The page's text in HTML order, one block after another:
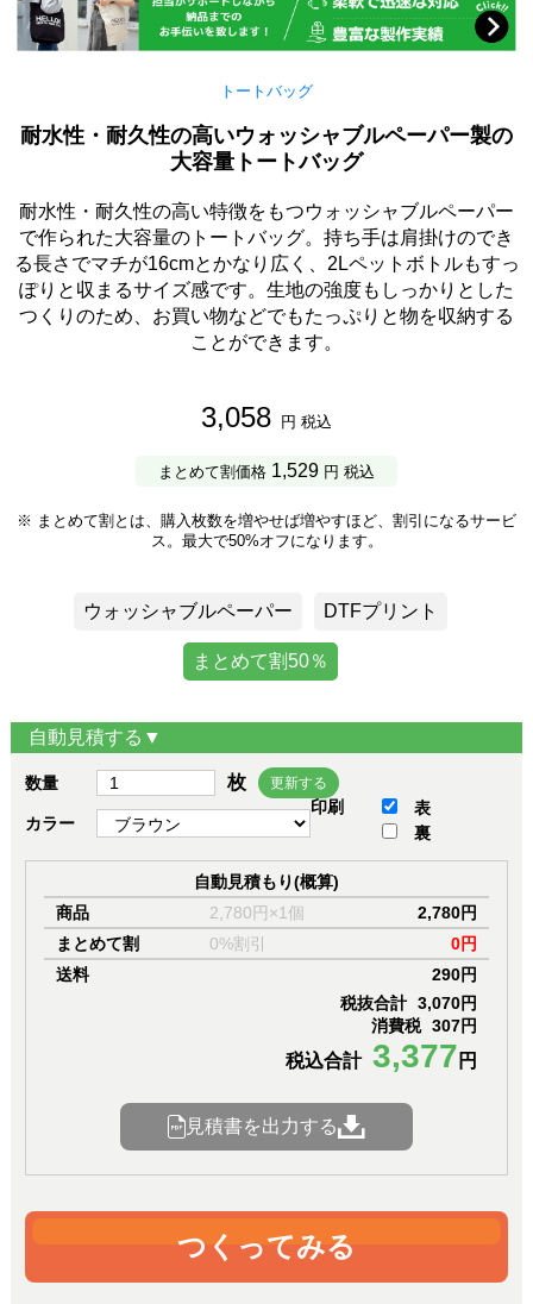
トートバッグ
耐水性・耐久性の高いウォッシャブルペーパー製の
大容量トートバッグ
耐水性・耐久性の高い特徴をもつウォッシャブルペーパー
で作られた大容量のトートバッグ。持ち手は肩掛けのでき
る長さでマチが16cmとかなり広く、2Lペットボトルもすっ
ぽりと収まるサイズ感です。生地の強度もしっかりとした
つくりのため、お買い物などでもたっぷりと物を収納する
ことができます。
3,058 円 税込
まとめて割価格 1,529 円 税込
※ まとめて割とは、購入枚数を増やせば増やすほど、割引になるサービ
ス。最大で50%オフになります。
ウォッシャブルペーパー DTFプリント
まとめて割50％
自動見積する▼
数量 枚 更新する
カラー
印刷
表
裏
自動見積もり(概算)
商品
2,780円×1個
2,780円
まとめて割
0%割引
0円
送料
290円
税抜合計 3,070円
消費税 307円
税込合計 3,377 円
見積書を出力する
つくってみる